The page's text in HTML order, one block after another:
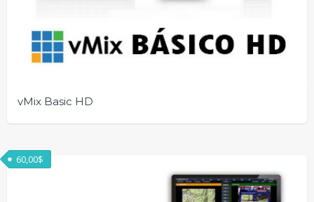
vMix Basic HD
60,00$